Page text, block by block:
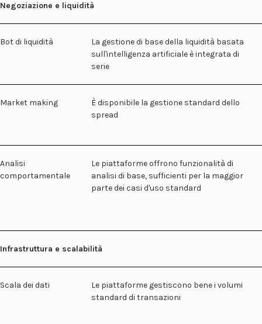
Negoziazione e liquidità
Bot di liquidità
La gestione di base della liquidità basata
sull'intelligenza artificiale è integrata di
serie
Market making
È disponibile la gestione standard dello
spread
Analisi
comportamentale
Le piattaforme offrono funzionalità di
analisi di base, sufficienti per la maggior
parte dei casi d'uso standard
Infrastruttura e scalabilità
Scala dei dati
Le piattaforme gestiscono bene i volumi
standard di transazioni